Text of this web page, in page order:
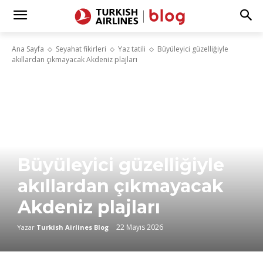
Ana Sayfa Seyahat fikirleri Yaz tatili
Büyüleyici güzelliğiyle
akıllardan çıkmayacak Akdeniz plajları
Büyüleyici güzelliğiyle
akıllardan çıkmayacak
Akdeniz plajları
Yazar Turkish Airlines Blog 22 Mayıs 2026